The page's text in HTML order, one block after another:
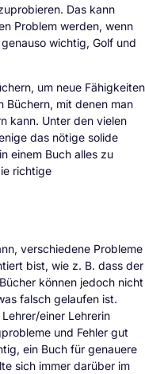
Das kann
Problem werden, wenn
wichtig, Golf und
um neue Fähigkeiten
Büchern, mit denen man
kann. Unter den vielen
das nötige solide
einem Buch alles zu
richtige
verschiedene Probleme
bist, wie z. B. dass der
können jedoch nicht
falsch gelaufen ist.
einer Lehrerin
und Fehler gut
ein Buch für genauere
sich immer darüber im